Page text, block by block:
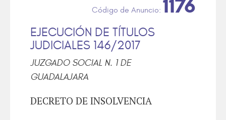
EJECUCIÓN DE TÍTULOS
JUDICIALES 146/2017
JUZGADO SOCIAL N. 1 DE
GUADALAJARA
1176
DECRETO DE INSOLVENCIA